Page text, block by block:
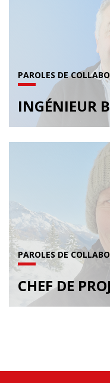
PAROLES DE
INGÉNIEUR
PAROLES DE
CHEF DE